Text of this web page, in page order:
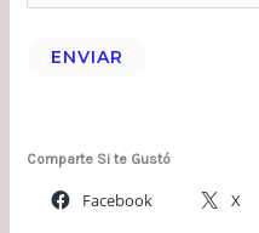
ENVIAR
Comparte Si te Gustó
Facebook X